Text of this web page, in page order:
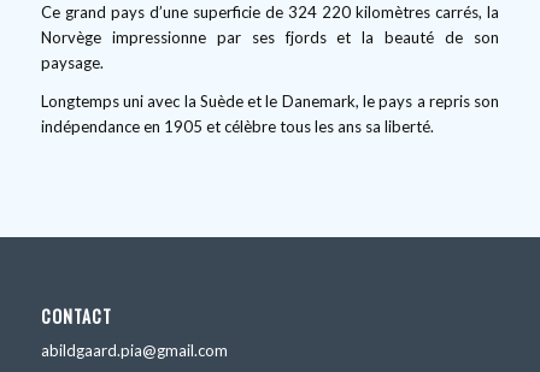
Ce grand pays d’une superficie de 324 220 kilomètres carrés, la
Norvège impressionne par ses fjords et la beauté de son
paysage.
Longtemps uni avec la Suède et le Danemark, le pays a repris son
indépendance en 1905 et célèbre tous les ans sa liberté.
CONTACT
abildgaard.pia@gmail.com